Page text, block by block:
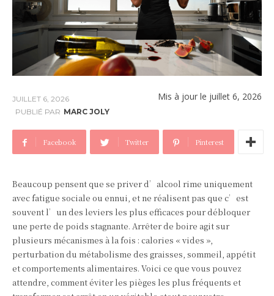
JUILLET 6, 2026 Mis à jour le juillet 6, 2026
PUBLIÉ PAR MARC JOLY
Facebook Twitter Pinterest
Beaucoup pensent que se priver d’alcool rime uniquement
avec fatigue sociale ou ennui, et ne réalisent pas que c’est
souvent l’un des leviers les plus efficaces pour débloquer
une perte de poids stagnante. Arrêter de boire agit sur
plusieurs mécanismes à la fois : calories « vides »,
perturbation du métabolisme des graisses, sommeil, appétit
et comportements alimentaires. Voici ce que vous pouvez
attendre, comment éviter les pièges les plus fréquents et